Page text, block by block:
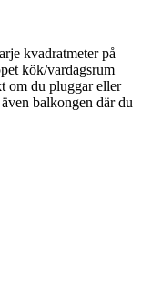
kvadratmeter på
kök/vardagsrum
om du pluggar eller
balkongen där du